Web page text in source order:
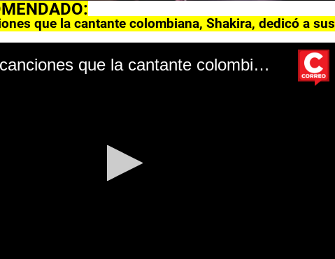
que la cantante colombiana, Shakira, dedicó a sus
La lista de canciones que la cantante colombiana, Shakira, dedicó a sus exparejas